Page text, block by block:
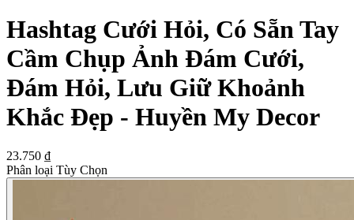
Hashtag Cưới Hỏi, Có Sẵn Tay
Cầm Chụp Ảnh Đám Cưới,
Đám Hỏi, Lưu Giữ Khoảnh
Khắc Đẹp - Huyền My Decor
23.750 ₫
Phân loại Tùy Chọn